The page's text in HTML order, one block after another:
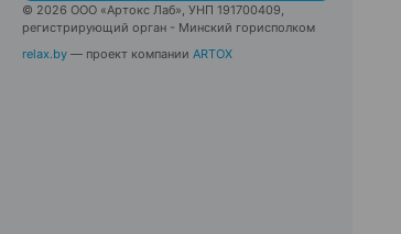
© 2026 ООО «Артокс Лаб», УНП 191700409,
регистрирующий орган - Минский горисполком
relax.by — проект компании ARTOX